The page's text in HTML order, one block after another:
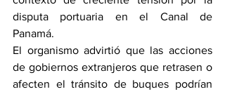
disputa portuaria en el Canal de
Panamá.
El organismo advirtió que las acciones
de gobiernos extranjeros que retrasen o
afecten el tránsito de buques podrían